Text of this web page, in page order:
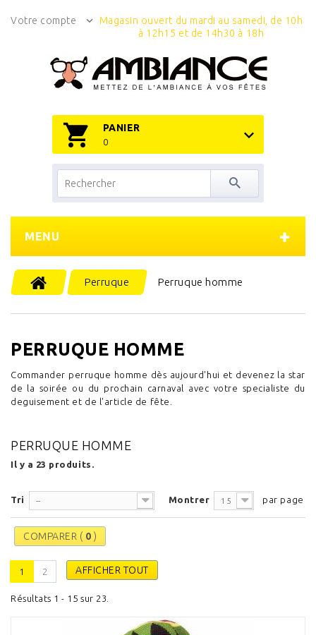
Votre compte
Magasin ouvert du mardi au samedi, de 10h
à 12h15 et de 14h30 à 18h
PANIER
0
MENU
Perruque Perruque homme
PERRUQUE HOMME
Commander perruque homme dès aujourd'hui et devenez la star
de la soirée ou du prochain carnaval avec votre specialiste du
deguisement et de l'article de fête.
PERRUQUE HOMME
Il y a 23 produits.
Tri -- Montrer 15 par page
COMPARER ( 0 )
AFFICHER TOUT
1 2
Résultats 1 - 15 sur 23.